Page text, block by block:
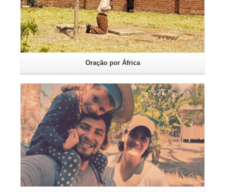
Oração por África